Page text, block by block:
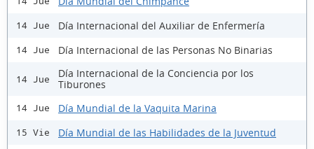
14 Jue Día Internacional del Auxiliar de Enfermería
14 Jue Día Internacional de las Personas No Binarias
14 Jue
Día Internacional de la Conciencia por los
Tiburones
14 Jue Día Mundial de la Vaquita Marina
15 Vie Día Mundial de las Habilidades de la Juventud